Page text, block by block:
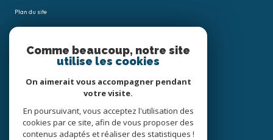
Plan du site
Cookies
Comme beaucoup, notre site
utilise les cookies
On aimerait vous accompagner pendant
votre visite.
En poursuivant, vous acceptez l'utilisation des
cookies par ce site, afin de vous proposer des
contenus adaptés et réaliser des statistiques !